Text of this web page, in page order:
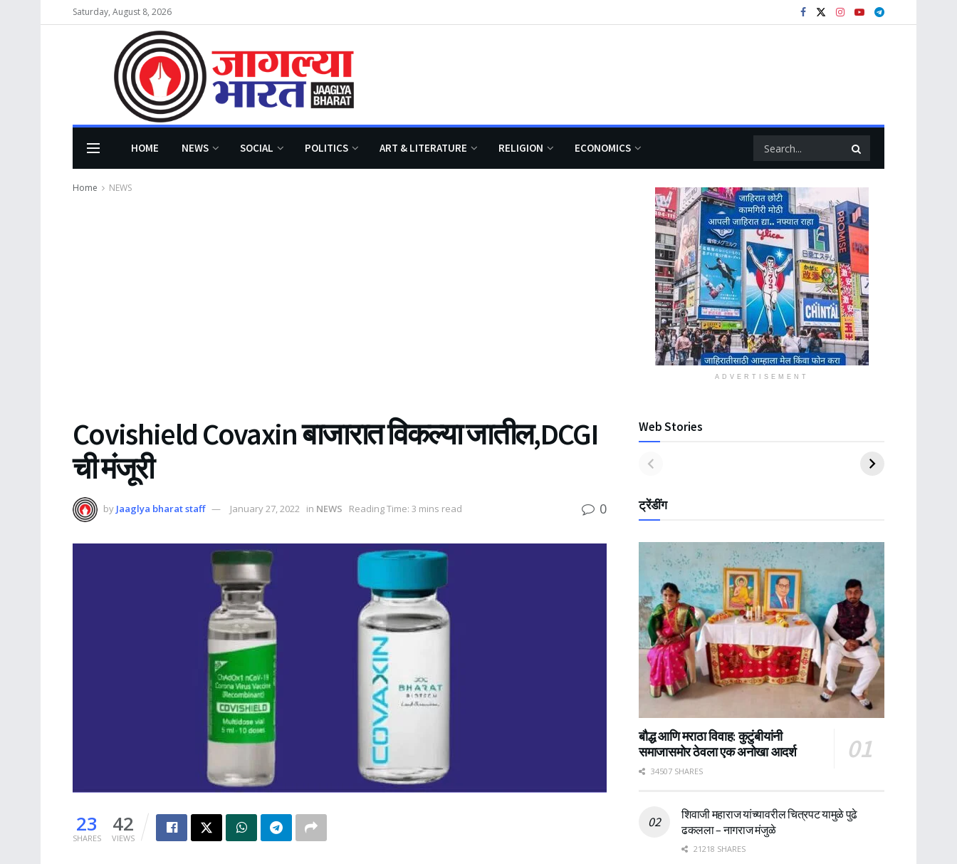
Saturday, August 8, 2026
HOME NEWS SOCIAL POLITICS ART & LITERATURE RELIGION ECONOMICS
Home NEWS
Covishield Covaxin बाजारात विकल्या जातील,DCGI
ची मंजूरी
by Jaaglya bharat staff January 27, 2022 in NEWS Reading Time: 3 mins read 0
23
SHARES
42
VIEWS
ADVERTISEMENT
Web Stories
ट्रेंडींग
बौद्ध आणि मराठा विवाह: कुटुंबीयांनी
समाजासमोर ठेवला एक अनोखा आदर्श
34507 SHARES
शिवाजी महाराज यांच्यावरील चित्रपट यामुळे पुढे
ढकलला – नागराज मंजुळे
21218 SHARES